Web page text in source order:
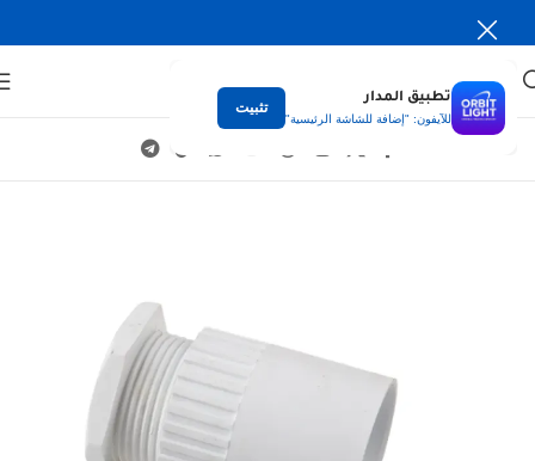
تطبيق المدار
للآيفون: "إضافة للشاشة الرئيسية"
تثبيت